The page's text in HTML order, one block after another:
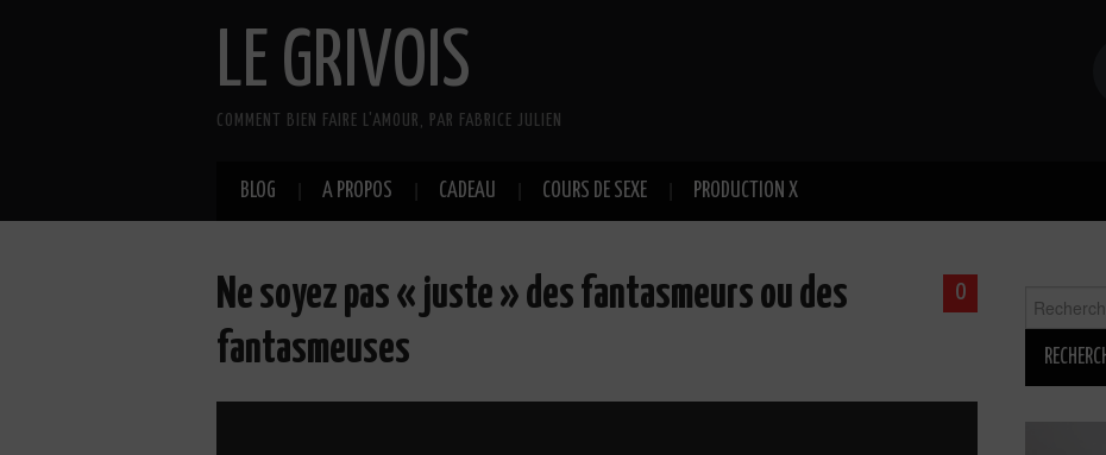
LE GRIVOIS
COMMENT BIEN FAIRE L'AMOUR, PAR FABRICE JULIEN
BLOG A PROPOS CADEAU COURS DE SEXE PRODUCTION X
0
Ne soyez pas « juste » des fantasmeurs ou des
fantasmeuses